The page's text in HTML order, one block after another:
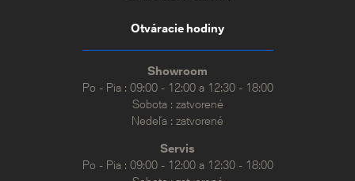
Otváracie hodiny
Showroom
Po - Pia : 09:00 - 12:00 a 12:30 - 18:00
Sobota : zatvorené
Nedeľa : zatvorené
Servis
Po - Pia : 09:00 - 12:00 a 12:30 - 18:00